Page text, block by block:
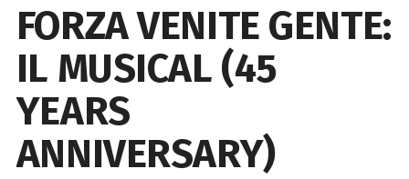
FORZA VENITE GENTE:
IL MUSICAL (45
YEARS
ANNIVERSARY)